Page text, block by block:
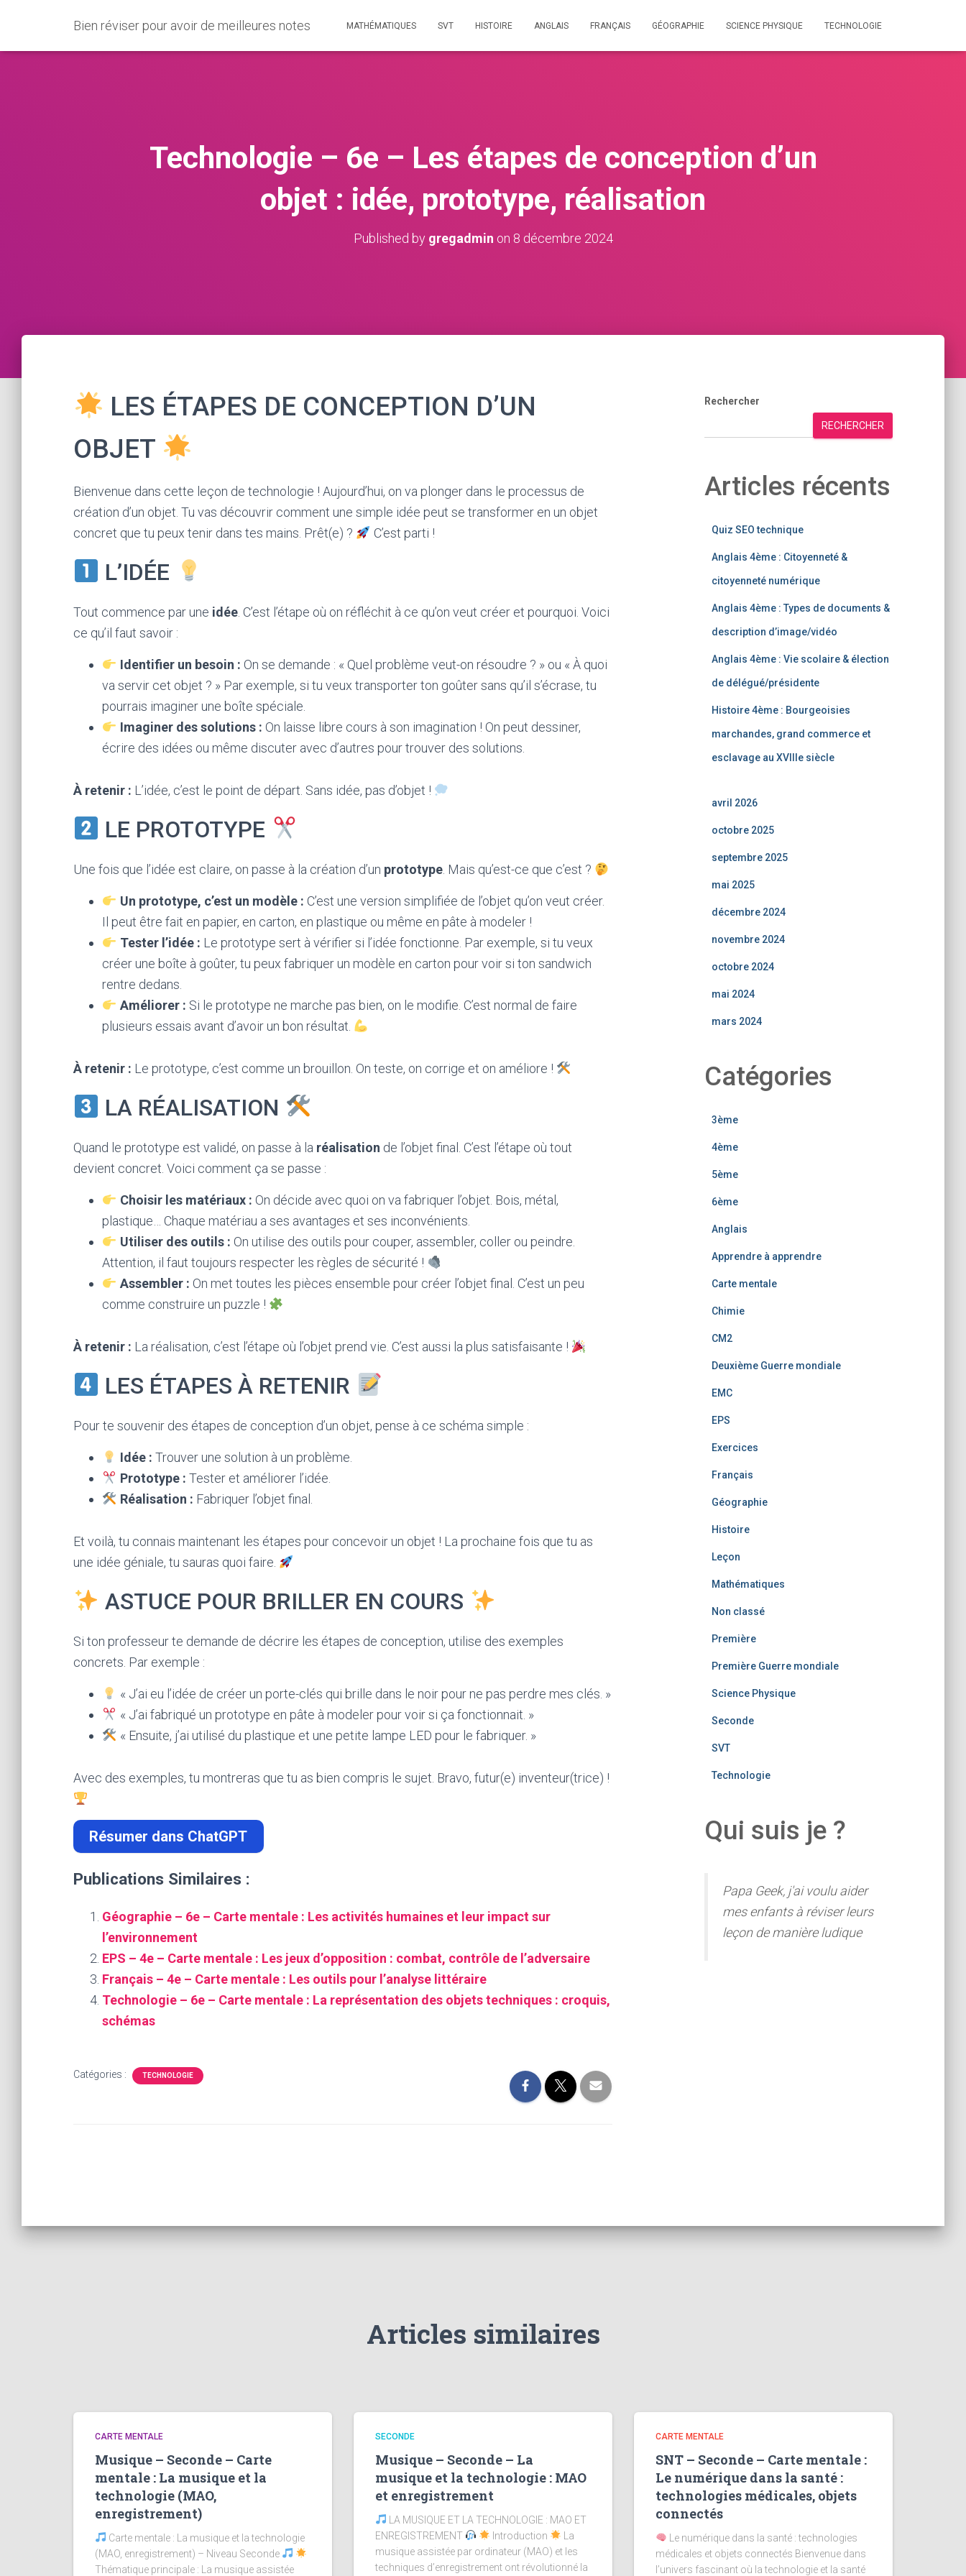
Bien réviser pour avoir de meilleures notes MATHÉMATIQUES SVT HISTOIRE ANGLAIS FRANÇAIS GÉOGRAPHIE SCIENCE PHYSIQUE TECHNOLOGIE
Technologie – 6e – Les étapes de conception d’un
objet : idée, prototype, réalisation
Published by gregadmin on 8 décembre 2024
LES ÉTAPES DE CONCEPTION D’UN
OBJET
Bienvenue dans cette leçon de technologie ! Aujourd’hui, on va plonger dans le processus de
création d’un objet. Tu vas découvrir comment une simple idée peut se transformer en un objet
concret que tu peux tenir dans tes mains. Prêt(e) ?
C’est parti !
L’IDÉE
Tout commence par une idée . C’est l’étape où on réfléchit à ce qu’on veut créer et pourquoi. Voici
ce qu’il faut savoir :
Identifier un besoin : On se demande : « Quel problème veut-on résoudre ? » ou « À quoi
va servir cet objet ? » Par exemple, si tu veux transporter ton goûter sans qu’il s’écrase, tu
pourrais imaginer une boîte spéciale.
Imaginer des solutions : On laisse libre cours à son imagination ! On peut dessiner,
écrire des idées ou même discuter avec d’autres pour trouver des solutions.
À retenir : L’idée, c’est le point de départ. Sans idée, pas d’objet !
LE PROTOTYPE
Une fois que l’idée est claire, on passe à la création d’un prototype . Mais qu’est-ce que c’est ?
Un prototype, c’est un modèle : C’est une version simplifiée de l’objet qu’on veut créer.
Il peut être fait en papier, en carton, en plastique ou même en pâte à modeler !
Tester l’idée : Le prototype sert à vérifier si l’idée fonctionne. Par exemple, si tu veux
créer une boîte à goûter, tu peux fabriquer un modèle en carton pour voir si ton sandwich
rentre dedans.
Améliorer : Si le prototype ne marche pas bien, on le modifie. C’est normal de faire
plusieurs essais avant d’avoir un bon résultat.
À retenir : Le prototype, c’est comme un brouillon. On teste, on corrige et on améliore !
LA RÉALISATION
Quand le prototype est validé, on passe à la réalisation de l’objet final. C’est l’étape où tout
devient concret. Voici comment ça se passe :
Choisir les matériaux : On décide avec quoi on va fabriquer l’objet. Bois, métal,
plastique… Chaque matériau a ses avantages et ses inconvénients.
Utiliser des outils : On utilise des outils pour couper, assembler, coller ou peindre.
Attention, il faut toujours respecter les règles de sécurité !
Assembler : On met toutes les pièces ensemble pour créer l’objet final. C’est un peu
comme construire un puzzle !
À retenir : La réalisation, c’est l’étape où l’objet prend vie. C’est aussi la plus satisfaisante !
LES ÉTAPES À RETENIR
Pour te souvenir des étapes de conception d’un objet, pense à ce schéma simple :
Idée : Trouver une solution à un problème.
Prototype : Tester et améliorer l’idée.
Réalisation : Fabriquer l’objet final.
Et voilà, tu connais maintenant les étapes pour concevoir un objet ! La prochaine fois que tu as
une idée géniale, tu sauras quoi faire.
ASTUCE POUR BRILLER EN COURS
Si ton professeur te demande de décrire les étapes de conception, utilise des exemples
concrets. Par exemple :
« J’ai eu l’idée de créer un porte-clés qui brille dans le noir pour ne pas perdre mes clés. »
« J’ai fabriqué un prototype en pâte à modeler pour voir si ça fonctionnait. »
« Ensuite, j’ai utilisé du plastique et une petite lampe LED pour le fabriquer. »
Avec des exemples, tu montreras que tu as bien compris le sujet. Bravo, futur(e) inventeur(trice) !
Résumer dans ChatGPT
Publications Similaires :
Géographie – 6e – Carte mentale : Les activités humaines et leur impact sur
l’environnement
EPS – 4e – Carte mentale : Les jeux d’opposition : combat, contrôle de l’adversaire
Français – 4e – Carte mentale : Les outils pour l’analyse littéraire
Technologie – 6e – Carte mentale : La représentation des objets techniques : croquis,
schémas
Catégories : TECHNOLOGIE
Rechercher
RECHERCHER
Articles récents
Quiz SEO technique
Anglais 4ème : Citoyenneté &
citoyenneté numérique
Anglais 4ème : Types de documents &
description d’image/vidéo
Anglais 4ème : Vie scolaire & élection
de délégué/présidente
Histoire 4ème : Bourgeoisies
marchandes, grand commerce et
esclavage au XVIIIe siècle
avril 2026
octobre 2025
septembre 2025
mai 2025
décembre 2024
novembre 2024
octobre 2024
mai 2024
mars 2024
Catégories
3ème
4ème
5ème
6ème
Anglais
Apprendre à apprendre
Carte mentale
Chimie
CM2
Deuxième Guerre mondiale
EMC
EPS
Exercices
Français
Géographie
Histoire
Leçon
Mathématiques
Non classé
Première
Première Guerre mondiale
Science Physique
Seconde
SVT
Technologie
Qui suis je ?
Papa Geek, j'ai voulu aider
mes enfants à réviser leurs
leçon de manière ludique
Articles similaires
CARTE MENTALE
Musique – Seconde – Carte
mentale : La musique et la
technologie (MAO,
enregistrement)
Carte mentale : La musique et la technologie
(MAO, enregistrement) – Niveau Seconde
Thématique principale : La musique assistée
SECONDE
Musique – Seconde – La
musique et la technologie : MAO
et enregistrement
LA MUSIQUE ET LA TECHNOLOGIE : MAO ET
ENREGISTREMENT
Introduction
La
musique assistée par ordinateur (MAO) et les
techniques d’enregistrement ont révolutionné la
CARTE MENTALE
SNT – Seconde – Carte mentale :
Le numérique dans la santé :
technologies médicales, objets
connectés
Le numérique dans la santé : technologies
médicales et objets connectés Bienvenue dans
l’univers fascinant où la technologie et la santé